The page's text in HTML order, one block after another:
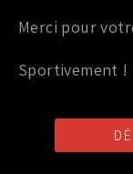
Merci pour
Sportivement !